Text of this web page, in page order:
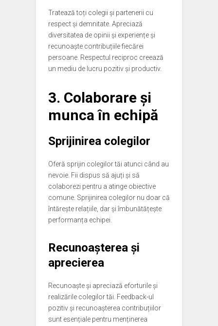
Tratează toți colegii și partenerii cu
respect și demnitate. Apreciază
diversitatea de opinii și experiențe și
recunoaște contribuțiile fiecărei
persoane. Respectul reciproc creează
un mediu de lucru pozitiv și productiv.
3. Colaborare și
munca în echipă
Sprijinirea colegilor
Oferă sprijin colegilor tăi atunci când au
nevoie. Fii dispus să ajuți și să
colaborezi pentru a atinge obiective
comune. Sprijinirea colegilor nu doar că
întărește relațiile, dar și îmbunătățește
performanța echipei.
Recunoașterea și
aprecierea
Recunoaște și apreciază eforturile și
realizările colegilor tăi. Feedback-ul
pozitiv și recunoașterea contribuțiilor
sunt esențiale pentru menținerea